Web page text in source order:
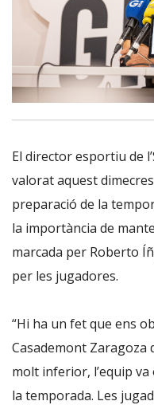
El director esportiu de
valorat aquest
preparació de la
la importància de
marcada per Roberto
per les jugadores.
“Hi ha un fet que ens
Casademont Zaragoza
molt inferior, l’equip
la temporada. Les